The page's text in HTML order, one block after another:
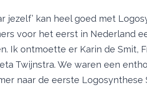
jezelf’ kan heel goed met
voor het eerst in Nederland
Ik ontmoette er Karin de Smit,
Twijnstra. We waren een
naar de eerste Logosynthese